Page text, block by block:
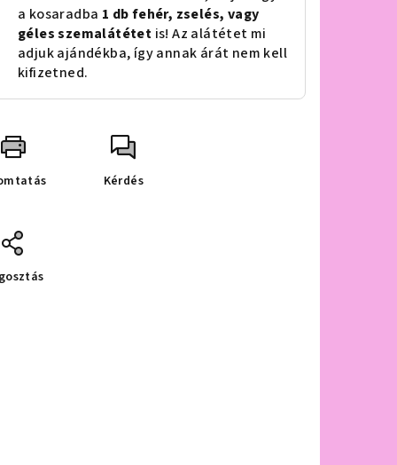
a kosaradba 1 db fehér, zselés, vagy
géles szemalátétet is! Az alátétet mi
adjuk ajándékba, így annak árát nem kell
kifizetned.
Kérdés